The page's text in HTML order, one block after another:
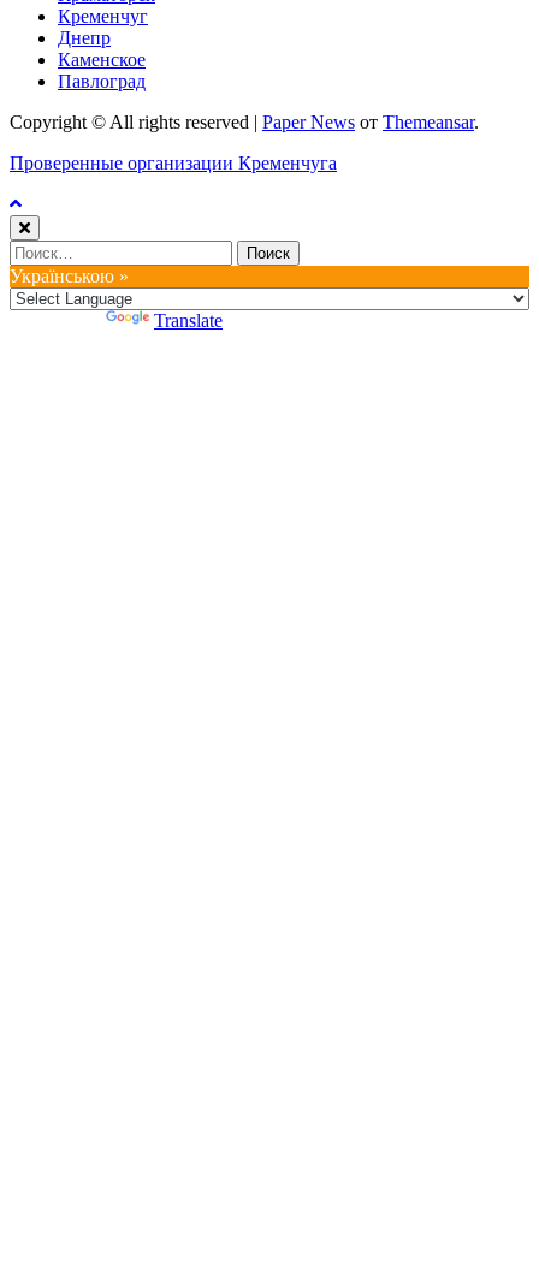
Кременчуг
Днепр
Каменское
Павлоград
Copyright © All rights reserved | Paper News от Themeansar.
Проверенные организации Кременчуга
Найти:
Українською »
Translate